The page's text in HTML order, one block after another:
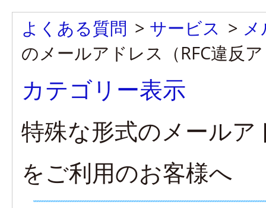
よくある質問 > サービス >
のメールアドレス（RFC違反
カテゴリー表示
特殊な形式のメールア
をご利用のお客様へ